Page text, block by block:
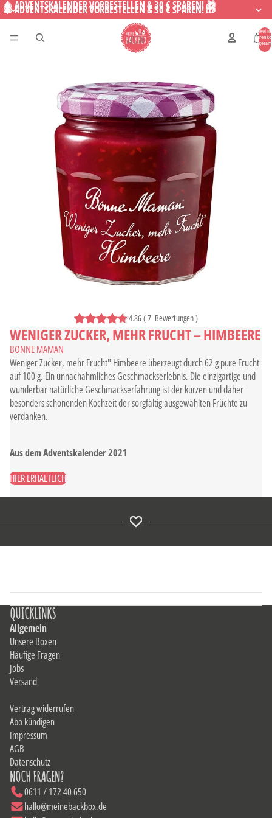
🎄 ADVENTSKALENDER VORBESTELLEN & 30 € SPAREN! 🎁
🎄 ADVENTSKALENDER VORBESTELLEN & 30 € SPAREN! 🎁
Artikel im
4.86(7 Bewertungen)
WENIGER ZUCKER, MEHR FRUCHT – HIMBEERE
BONNE MAMAN
Weniger Zucker, mehr Frucht" Himbeere überzeugt durch 62 g pure Frucht
auf 100 g. Ein unnachahmliches Geschmackserlebnis. Die einzigartige und
wunderbar natürliche Geschmackserfahrung ist der kurzen und daher
besonders schonenden Kochzeit der sorgfältig ausgewählten Früchte zu
verdanken.
Aus dem Adventskalender 2021
HIER ERHÄLTLICH
QUICKLINKS
Allgemein
Unsere Boxen
Häufige Fragen
Jobs
Versand
Vertrag widerrufen
Abo kündigen
Impressum
AGB
Datenschutz
NOCH FRAGEN?
0611 / 172 40 650
hallo@meinebackbox.de